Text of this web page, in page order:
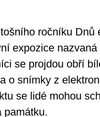
ročníku Dnů
expozice
se projdou obří
o snímky z
se lidé mohou
památku.